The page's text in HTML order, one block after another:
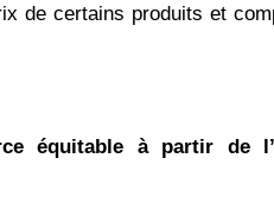
de certains produits et
équitable à partir de